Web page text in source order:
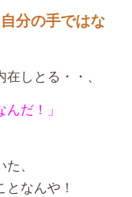
分の手ではな
しとる・・、
だ！」
、
なんや！